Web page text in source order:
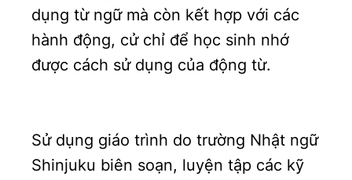
dụng từ ngữ mà còn kết hợp với các
hành động, cử chỉ để học sinh nhớ
được cách sử dụng của động từ.
Sử dụng giáo trình do trường Nhật ngữ
Shinjuku biên soạn, luyện tập các kỹ